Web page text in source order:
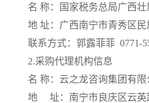
名 称：国家税务总局广西
地 址：广西南宁市青秀区民
联系方式：郭露菲菲 0771-
2.采购代理机构信息
名 称：云之龙咨询集团有限
地
址：南宁市良庆区云英